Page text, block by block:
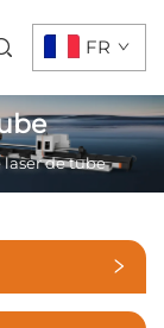
FR
de tube